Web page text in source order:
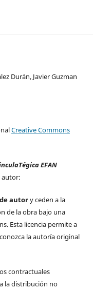
Durán, Javier Guzman
Creative Commons
EFAN
autor:
autory ceden a la
de la obra bajo una
Esta licencia permite a
la autoría original
contractuales
la distribución no